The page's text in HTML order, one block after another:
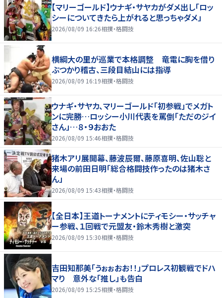
【マリーゴールド】ウナギ・サヤカがダメ出し「ロッ
シーについてきたら上がれると思っちゃダメ」
2026/08/09 16:26相撲・格闘技
横綱大の里が巡業で本格調整 竜電に胸を借り
ぶつかり稽古、三段目結山には指導
2026/08/09 16:19相撲・格闘技
ウナギ・サヤカ、マリーゴールド「初参戦」でメガト
ンに完勝…ロッシー小川代表を罵倒「ただのジイ
さん」…８・９おおた
2026/08/09 15:46相撲・格闘技
猪木アリ展開幕、藤波辰爾、藤原喜明、佐山聡と
来場の前田日明「総合格闘技作ったのは猪木さ
ん」
2026/08/09 15:43相撲・格闘技
【全日本】王道トーナメントにティモシー・サッチャ
ー参戦、１回戦で元盟友・鈴木秀樹と激突
2026/08/09 15:30相撲・格闘技
吉田知那美「うぉぉおお！！」プロレス初観戦でドハ
マり 意外な「推し」も告白
2026/08/09 15:25相撲・格闘技